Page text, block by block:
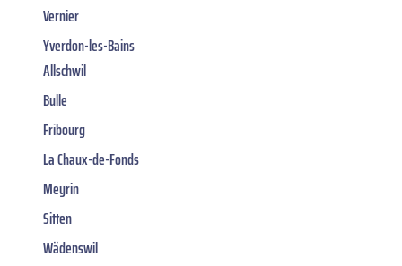
Vernier
Yverdon-les-Bains
Allschwil
Bulle
Fribourg
La Chaux-de-Fonds
Meyrin
Sitten
Wädenswil